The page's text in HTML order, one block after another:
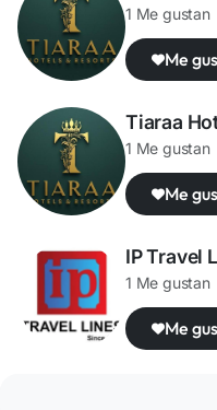
1 Me gustan
Me
Tiaraa
1 Me gustan
Me
IP Travel
1 Me gustan
Me